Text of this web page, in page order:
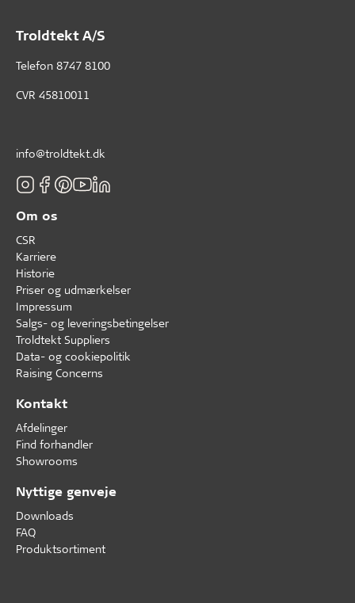
Troldtekt A/S
Telefon 8747 8100
CVR 45810011
info@troldtekt.dk
Om os
CSR
Karriere
Historie
Priser og udmærkelser
Impressum
Salgs- og leveringsbetingelser
Troldtekt Suppliers
Data- og cookiepolitik
Raising Concerns
Kontakt
Afdelinger
Find forhandler
Showrooms
Nyttige genveje
Downloads
FAQ
Produktsortiment